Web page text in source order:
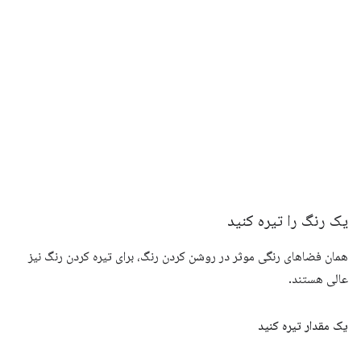
یک رنگ را تیره کنید
همان فضاهای رنگی موثر در روشن کردن رنگ، برای تیره کردن رنگ نیز
عالی هستند.
یک مقدار تیره کنید